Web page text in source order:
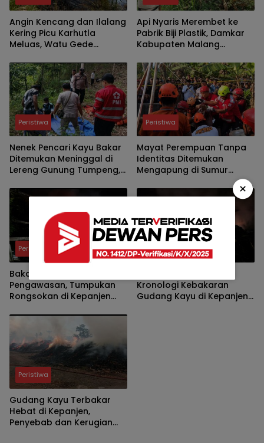
Angin Kencang dan Ilalang
Kering Picu Karhutla
Meluas, Watu Gede
Api Nyaris Merembet ke
Pabrik Biji Plastik, Damkar
Kabupaten Malang
Lahan Bambu di Pakis
Peristiwa
Nenek Pencari Kayu Bakar
Ditemukan Meninggal di
Lereng Gunung Tumpeng,
Tanda Kekerasan
Peristiwa
Mayat Perempuan Tanpa
Identitas Ditemukan
Mengapung di Sumur
Warga Kasri, Polisi Selidiki
Penyebab Kematian
Peristiwa
Bakar Sampah Tanpa
Pengawasan, Tumpukan
Rongsokan di Kepanjen
Peristiwa
Kronologi Kebakaran
Gudang Kayu di Kepanjen,
Peristiwa
Gudang Kayu Terbakar
Hebat di Kepanjen,
Penyebab dan Kerugian
×